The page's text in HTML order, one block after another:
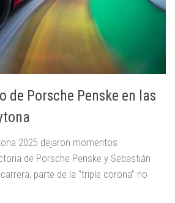
Porsche Penske en las
2025 dejaron momentos
de Porsche Penske y Sebastián
parte de la “triple corona” no